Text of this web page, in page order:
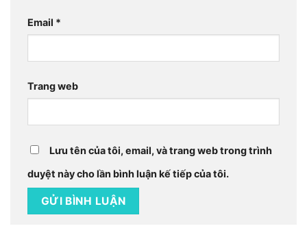
Email *
Trang web
Lưu tên của tôi, email, và trang web trong trình
duyệt này cho lần bình luận kế tiếp của tôi.